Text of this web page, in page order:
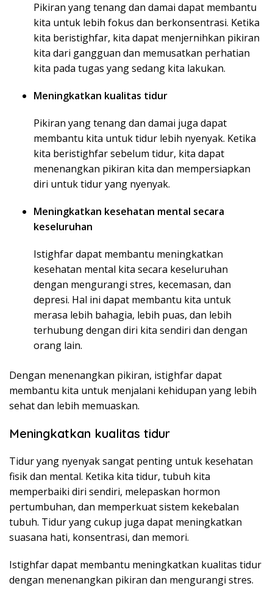
Pikiran yang tenang dan damai dapat membantu
kita untuk lebih fokus dan berkonsentrasi. Ketika
kita beristighfar, kita dapat menjernihkan pikiran
kita dari gangguan dan memusatkan perhatian
kita pada tugas yang sedang kita lakukan.
Meningkatkan kualitas tidur
Pikiran yang tenang dan damai juga dapat
membantu kita untuk tidur lebih nyenyak. Ketika
kita beristighfar sebelum tidur, kita dapat
menenangkan pikiran kita dan mempersiapkan
diri untuk tidur yang nyenyak.
Meningkatkan kesehatan mental secara
keseluruhan
Istighfar dapat membantu meningkatkan
kesehatan mental kita secara keseluruhan
dengan mengurangi stres, kecemasan, dan
depresi. Hal ini dapat membantu kita untuk
merasa lebih bahagia, lebih puas, dan lebih
terhubung dengan diri kita sendiri dan dengan
orang lain.
Dengan menenangkan pikiran, istighfar dapat
membantu kita untuk menjalani kehidupan yang lebih
sehat dan lebih memuaskan.
Meningkatkan kualitas tidur
Tidur yang nyenyak sangat penting untuk kesehatan
fisik dan mental. Ketika kita tidur, tubuh kita
memperbaiki diri sendiri, melepaskan hormon
pertumbuhan, dan memperkuat sistem kekebalan
tubuh. Tidur yang cukup juga dapat meningkatkan
suasana hati, konsentrasi, dan memori.
Istighfar dapat membantu meningkatkan kualitas tidur
dengan menenangkan pikiran dan mengurangi stres.